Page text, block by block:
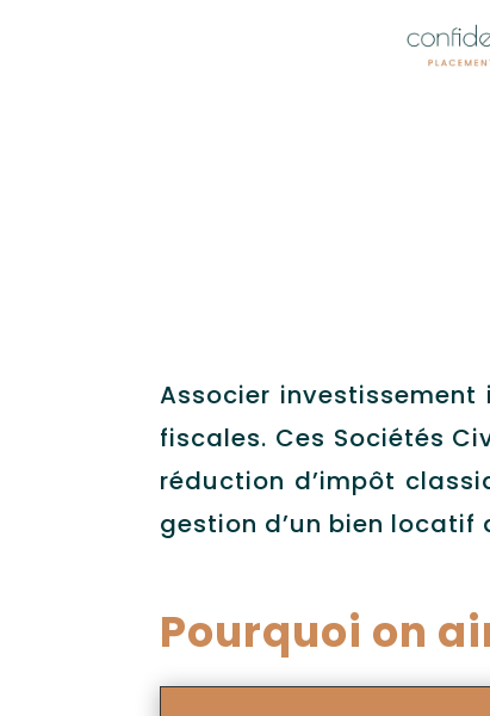
Associer
fiscales. Ces Sociétés
réduction d’impôt
gestion d’un bien locatif
Pourquoi on